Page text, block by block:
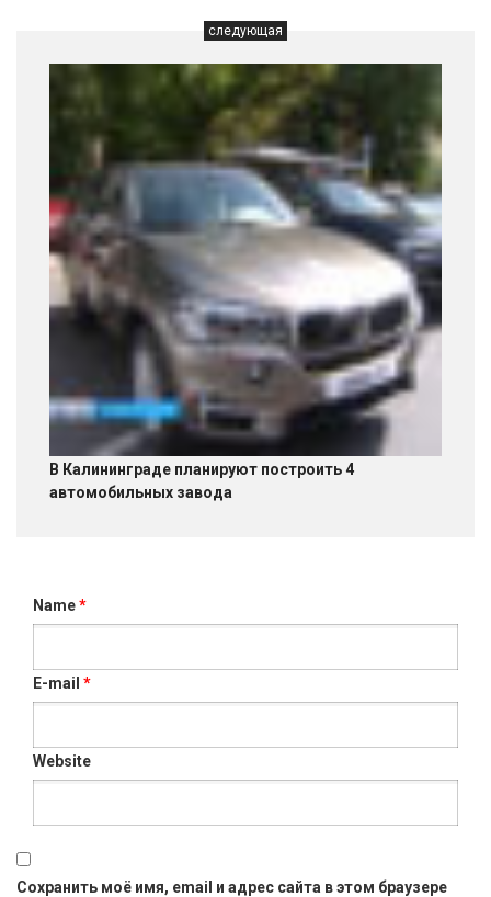
следующая
В Калининграде планируют построить 4
автомобильных завода
Name*
E-mail *
Website
Сохранить моё имя, email и адрес сайта в этом браузере